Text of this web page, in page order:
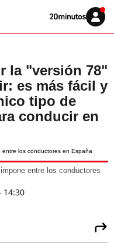
Volver
Iniciar
sesión
la "versión 78"
es más fácil y
tipo de
conducir en
entre los conductores
14:30